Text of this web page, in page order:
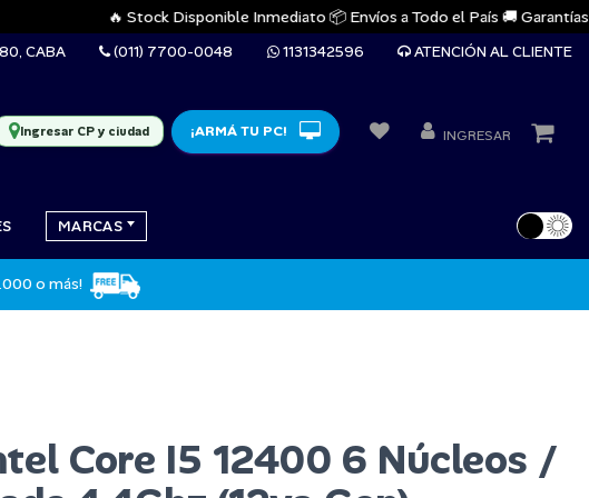
🔥 Stock Disponible Inmediato 📦 Envíos a Todo el País 🚚 Garantías
CABA (011) 7700-0048 1131342596 ATENCIÓN AL CLIENTE
Ingresar CP y ciudad ¡ARMÁ TU PC! INGRESAR
MARCAS
o más!
Core I5 12400 6 Núcleos /